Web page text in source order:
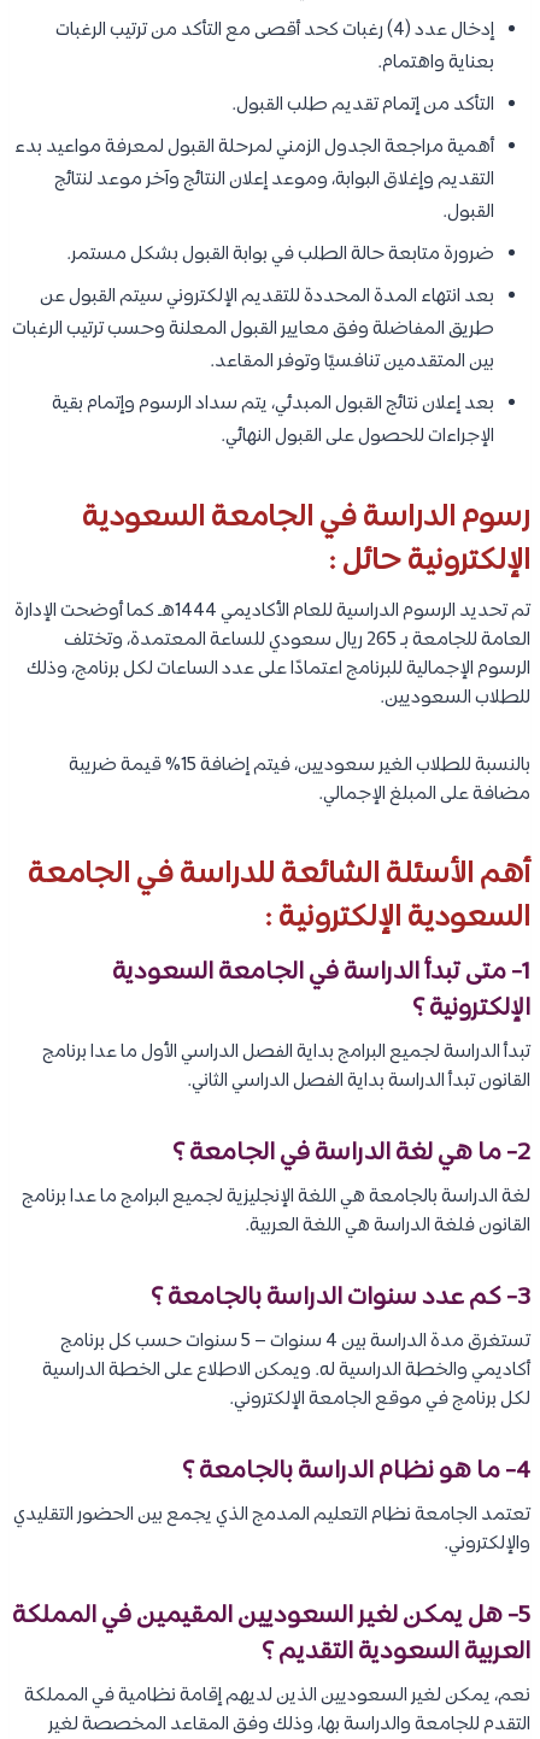
إدخال عدد (4) رغبات كحد أقصى مع التأكد من ترتيب الرغبات
بعناية واهتمام.
التأكد من إتمام تقديم طلب القبول.
أهمية مراجعة الجدول الزمني لمرحلة القبول لمعرفة مواعيد بدء
التقديم وإغلاق البوابة، وموعد إعلان النتائج وآخر موعد لنتائج
القبول.
ضرورة متابعة حالة الطلب في بوابة القبول بشكل مستمر.
بعد انتهاء المدة المحددة للتقديم الإلكتروني سيتم القبول عن
طريق المفاضلة وفق معايير القبول المعلنة وحسب ترتيب الرغبات
بين المتقدمين تنافسيًا وتوفر المقاعد.
بعد إعلان نتائج القبول المبدئي، يتم سداد الرسوم وإتمام بقية
الإجراءات للحصول على القبول النهائي.
رسوم الدراسة في الجامعة السعودية
الإلكترونية حائل :
تم تحديد الرسوم الدراسية للعام الأكاديمي 1444هـ كما أوضحت الإدارة
العامة للجامعة بـ 265 ريال سعودي للساعة المعتمدة، وتختلف
الرسوم الإجمالية للبرنامج اعتمادًا على عدد الساعات لكل برنامج، وذلك
للطلاب السعوديين.
بالنسبة للطلاب الغير سعوديين، فيتم إضافة 15% قيمة ضريبة
مضافة على المبلغ الإجمالي.
أهم الأسئلة الشائعة للدراسة في الجامعة
السعودية الإلكترونية :
1- متى تبدأ الدراسة في الجامعة السعودية
الإلكترونية ؟
تبدأ الدراسة لجميع البرامج بداية الفصل الدراسي الأول ما عدا برنامج
القانون تبدأ الدراسة بداية الفصل الدراسي الثاني.
2- ما هي لغة الدراسة في الجامعة ؟
لغة الدراسة بالجامعة هي اللغة الإنجليزية لجميع البرامج ما عدا برنامج
القانون فلغة الدراسة هي اللغة العربية.
3- كم عدد سنوات الدراسة بالجامعة ؟
تستغرق مدة الدراسة بين 4 سنوات – 5 سنوات حسب كل برنامج
أكاديمي والخطة الدراسية له. ويمكن الاطلاع على الخطة الدراسية
لكل برنامج في موقع الجامعة الإلكتروني.
4- ما هو نظام الدراسة بالجامعة ؟
تعتمد الجامعة نظام التعليم المدمج الذي يجمع بين الحضور التقليدي
والإلكتروني.
5- هل يمكن لغير السعوديين المقيمين في المملكة
العربية السعودية التقديم ؟
نعم، يمكن لغير السعوديين الذين لديهم إقامة نظامية في المملكة
التقدم للجامعة والدراسة بها، وذلك وفق المقاعد المخصصة لغير